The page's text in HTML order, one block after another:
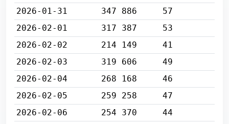
2026-01-31
347 886
57
2026-02-01
317 387
53
2026-02-02
214 149
41
2026-02-03
319 606
49
2026-02-04
268 168
46
2026-02-05
259 258
47
2026-02-06
254 370
44